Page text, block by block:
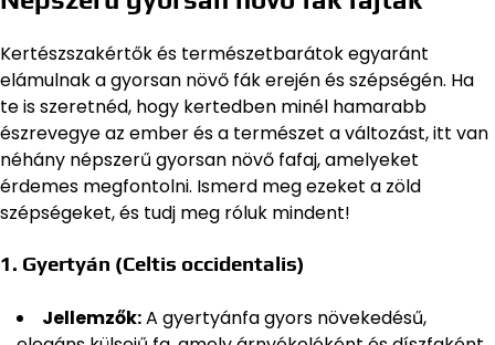
Kertészszakértők és természetbarátok egyaránt
elámulnak a gyorsan növő fák erején és szépségén. Ha
te is szeretnéd, hogy kertedben minél hamarabb
észrevegye az ember és a természet a változást, itt van
néhány népszerű gyorsan növő fafaj, amelyeket
érdemes megfontolni. Ismerd meg ezeket a zöld
szépségeket, és tudj meg róluk mindent!
1. Gyertyán (Celtis occidentalis)
Jellemzők:A gyertyánfa gyors növekedésű,